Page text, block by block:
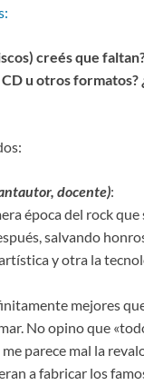
creés que
u otros formatos?
docente):
época del rock que
salvando
y otra la
mejores
No opino que
me parece mal la
a fabricar los